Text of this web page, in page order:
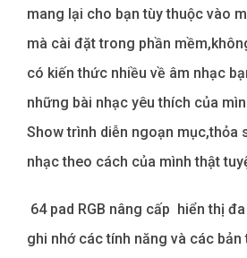
mang lại cho bạn tùy thuộc vào
mà cài đặt trong phần
có kiến thức nhiều về âm nhạc
những bài nhạc yêu thích của
Show trình diễn ngoạn mục,thỏa
nhạc theo cách của mình thật
64 pad RGB nâng cấp hiển thị
ghi nhớ các tính năng và các bản